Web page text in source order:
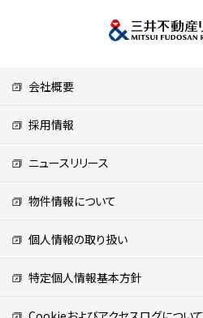
会社概要
採用情報
ニュースリリース
物件情報について
個人情報の取り扱い
特定個人情報基本方針